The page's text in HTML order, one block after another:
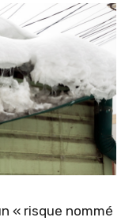
« risque nommé